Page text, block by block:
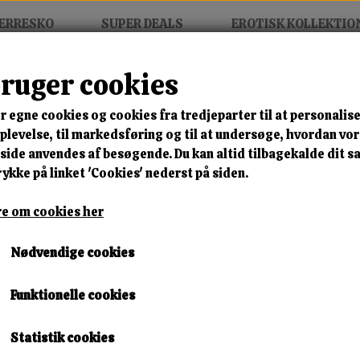
SUPER DEALS EROTISK
Vibe Couture
MIX FRIT • KØB 3 BETAL
Rabbit Gesture Vibe
🎁 SPAR 10 % – KLIK
999,00 kr.
Leveringstid:
Omgående Levering
cookies
egne cookies og cookies fra tredjeparter til at
til markedsføring og til at undersøge, hvordan
anvendes af besøgende. Du kan altid tilbagekalde dit
på linket 'Cookies' nederst på siden.
om cookies her
Nødvendige cookies
Funktionelle cookies
Statistik cookies